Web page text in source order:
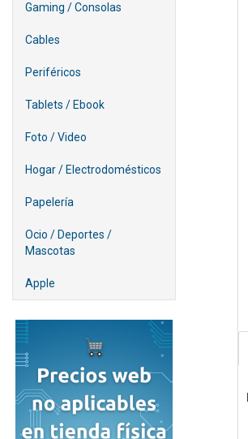
Gaming / Consolas
Cables
Periféricos
Tablets / Ebook
Foto / Video
Hogar / Electrodomésticos
Papelería
Ocio / Deportes /
Mascotas
Apple